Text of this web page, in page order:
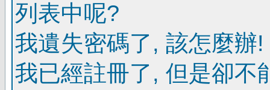
列表中呢?
我遺失密碼了, 該怎麼辦!
我已經註冊了, 但是卻不